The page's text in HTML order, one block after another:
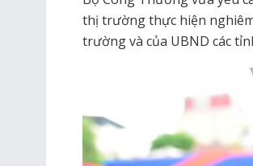
thị trường thực hiện
trường và của UBND các